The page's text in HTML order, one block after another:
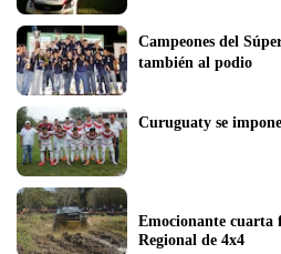
Campeones del
también al podio
Curuguaty se
Emocionante cuarta
Regional de 4x4